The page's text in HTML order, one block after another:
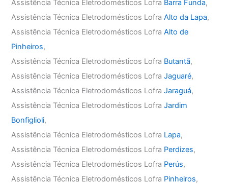
Assistência Técnica Eletrodomésticos Lofra Barra Funda,
Assistência Técnica Eletrodomésticos LofraAlto da Lapa,
Assistência Técnica Eletrodomésticos LofraAlto de
Pinheiros,
Assistência Técnica Eletrodomésticos Lofra Butantã,
Assistência Técnica Eletrodomésticos LofraJaguaré,
Assistência Técnica Eletrodomésticos LofraJaraguá,
Assistência Técnica Eletrodomésticos LofraJardim
Bonfiglioli,
Assistência Técnica Eletrodomésticos Lofra Lapa,
Assistência Técnica Eletrodomésticos Lofra Perdizes,
Assistência Técnica Eletrodomésticos Lofra Perús,
Assistência Técnica Eletrodomésticos Lofra Pinheiros,